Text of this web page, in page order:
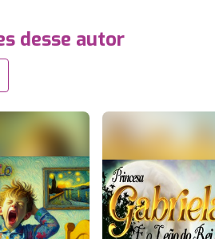
desse autor